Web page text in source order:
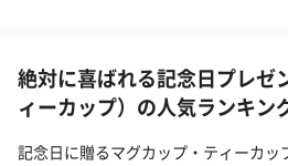
絶対に喜ばれる記念日プレゼ
ィーカップ）の人気ランキン
記念日に贈るマグカップ・ティーカ